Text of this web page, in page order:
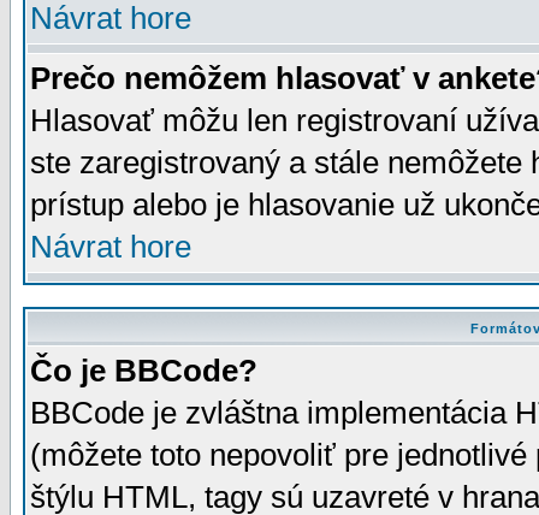
Návrat hore
Prečo nemôžem hlasovať v
Hlasovať môžu len registrovaní
ste zaregistrovaný a stále
prístup alebo je hlasovanie už
Návrat hore
Čo je BBCode?
BBCode je zvláštna implementácia
(môžete toto nepovoliť pre
štýlu HTML, tagy sú uzavreté v